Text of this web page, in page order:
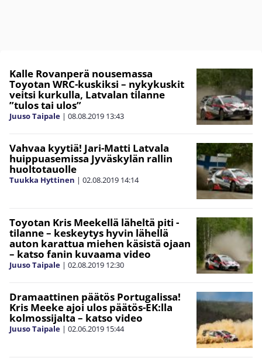
Kalle Rovanperä nousemassa
Toyotan WRC-kuskiksi – nykykuskit
veitsi kurkulla, Latvalan tilanne
”tulos tai ulos”
Juuso Taipale | 08.08.2019 13:43
Vahvaa kyytiä! Jari-Matti Latvala
huippuasemissa Jyväskylän rallin
huoltotauolle
Tuukka Hyttinen | 02.08.2019 14:14
Toyotan Kris Meekellä läheltä piti -
tilanne – keskeytys hyvin lähellä
auton karattua miehen käsistä ojaan
– katso fanin kuvaama video
Juuso Taipale | 02.08.2019 12:30
Dramaattinen päätös Portugalissa!
Kris Meeke ajoi ulos päätös-EK:lla
kolmossijalta – katso video
Juuso Taipale | 02.06.2019 15:44